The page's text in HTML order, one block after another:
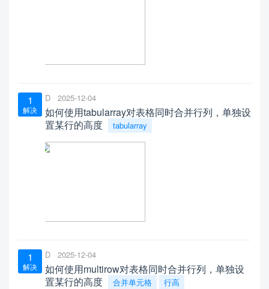
1
解决
D 2025-12-04
如何使用tabularray对表格同时合并行列，单独设
置某行的高度
tabularray
1
解决
D 2025-12-04
如何使用multirow对表格同时合并行列，单独设
置某行的高度
合并单元格 行高